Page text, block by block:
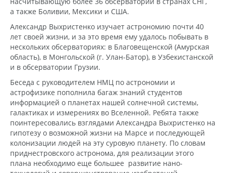
а также Боливии, Мексики и США.
Александр Выхристенко изучает астрономию почти 40
лет своей жизни, и за это время ему удалось побывать в
нескольких обсерваториях: в Благовещенской (Амурская
область), в Монгольской (г. Улан-Батор), в Узбекистанской
и в обсерватории Грузии.
Беседа с руководителем НМЦ по астрономии и
астрофизике пополнила багаж знаний студентов
информацией о планетах нашей солнечной системы,
галактиках и измерениях во Вселенной. Ребята также
поинтересовались взглядами Александра Выхристенко на
гипотезу о возможной жизни на Марсе и последующей
колонизации людей на эту суровую планету. По словам
приднестровского астронома, для реализации этого
плана необходимо еще большее развитие нано-